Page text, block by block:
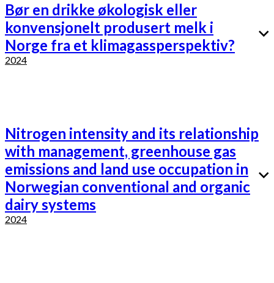
Bør en drikke økologisk eller
konvensjonelt produsert melk i
Norge fra et klimagassperspektiv?
2024
Nitrogen intensity and its relationship
with management, greenhouse gas
emissions and land use occupation in
Norwegian conventional and organic
dairy systems
2024